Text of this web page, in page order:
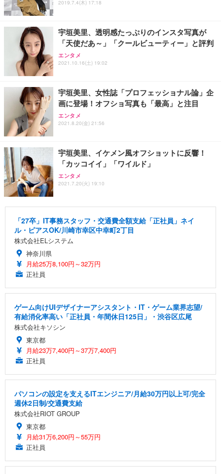
2019.7.4(木) 17:18
宇垣美里、透明感たっぷりのインスタ写真が
「天使だあ～」「クールビューティー」と評判
エンタメ
2021.10.16(土) 19:02
宇垣美里、女性誌「プロフェッショナル論」企
画に登場！オフショ写真も「最高」と注目
エンタメ
2021.8.20(金) 21:56
宇垣美里、イケメン風オフショットに反響！
「カッコイイ」「ワイルド」
エンタメ
2021.7.20(火) 19:10
「27卒」IT事務スタッフ・交通費全額支給「正社員」ネイ
ル・ピアスOK/川崎市幸区中幸町2丁目
株式会社ELシステム
神奈川県
月給25万8,100円～32万円
正社員
ゲーム向けUIデザイナーアシスタント・IT・ゲーム業界志望/
有給消化率高い「正社員・年間休日125日」・渋谷区広尾
株式会社キソシン
東京都
月給23万7,400円～37万7,400円
正社員
パソコンの設定を支えるITエンジニア/月給30万円以上可/完全
週休2日制/交通費支給
株式会社RIOT GROUP
東京都
月給31万6,200円～55万円
正社員